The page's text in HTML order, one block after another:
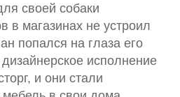
своей собаки
в магазинах не устроил
попался на глаза его
исполнение
и они стали